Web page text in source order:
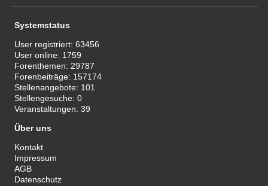
Systemstatus
User registriert:63456
User online: 1759
Forenthemen: 29787
Forenbeiträge: 157174
Stellenangebote: 101
Stellengesuche:0
Veranstaltungen:39
Über uns
Kontakt
Impressum
AGB
Datenschutz